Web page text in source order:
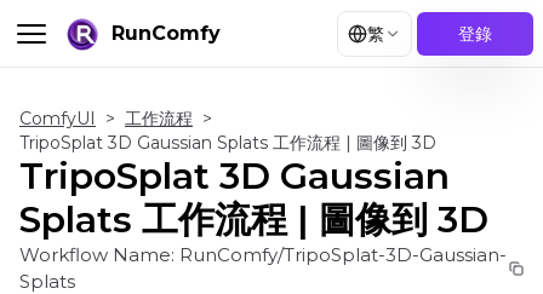
RunComfy 繁 登錄
ComfyUI > 工作流程 >
TripoSplat 3D Gaussian Splats 工作流程 | 圖像到 3D
TripoSplat 3D Gaussian
Splats 工作流程 | 圖像到 3D
Workflow Name: RunComfy/TripoSplat-3D-Gaussian-
Splats